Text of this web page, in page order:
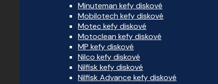
Minuteman kefy diskové
Mobilotech kefy diskové
Motec kefy diskové
Motoclean kefy diskové
MP kefy diskové
Nilco kefy diskové
Nilfisk kefy diskové
Nilfisk Advance kefy diskové